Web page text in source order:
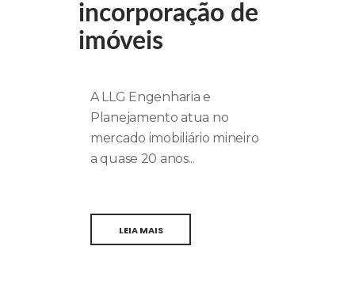
incorporação de
imóveis
A LLG Engenharia e
Planejamento atua no
mercado imobiliário mineiro
a quase 20 anos...
LEIA MAIS